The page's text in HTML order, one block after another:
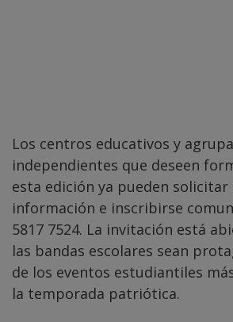
Los centros educativos y
independientes que deseen
esta edición ya pueden solicitar
información e inscribirse
5817 7524. La invitación está
las bandas escolares sean
de los eventos estudiantiles
la temporada patriótica.